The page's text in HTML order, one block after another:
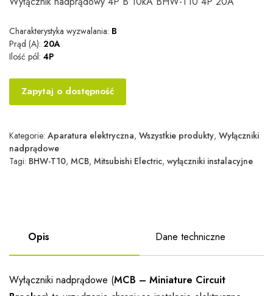
Charakterystyka wyzwalania: B
Prąd (A): 20A
Ilość pól: 4P
Zapytaj o dostępność
Kategorie: Aparatura elektryczna, Wszystkie produkty, Wyłączniki
nadprądowe
Tagi: BHW-T10, MCB, Mitsubishi Electric, wyłączniki instalacyjne
Opis Dane techniczne
Wyłączniki nadprądowe (MCB – Miniature Circuit